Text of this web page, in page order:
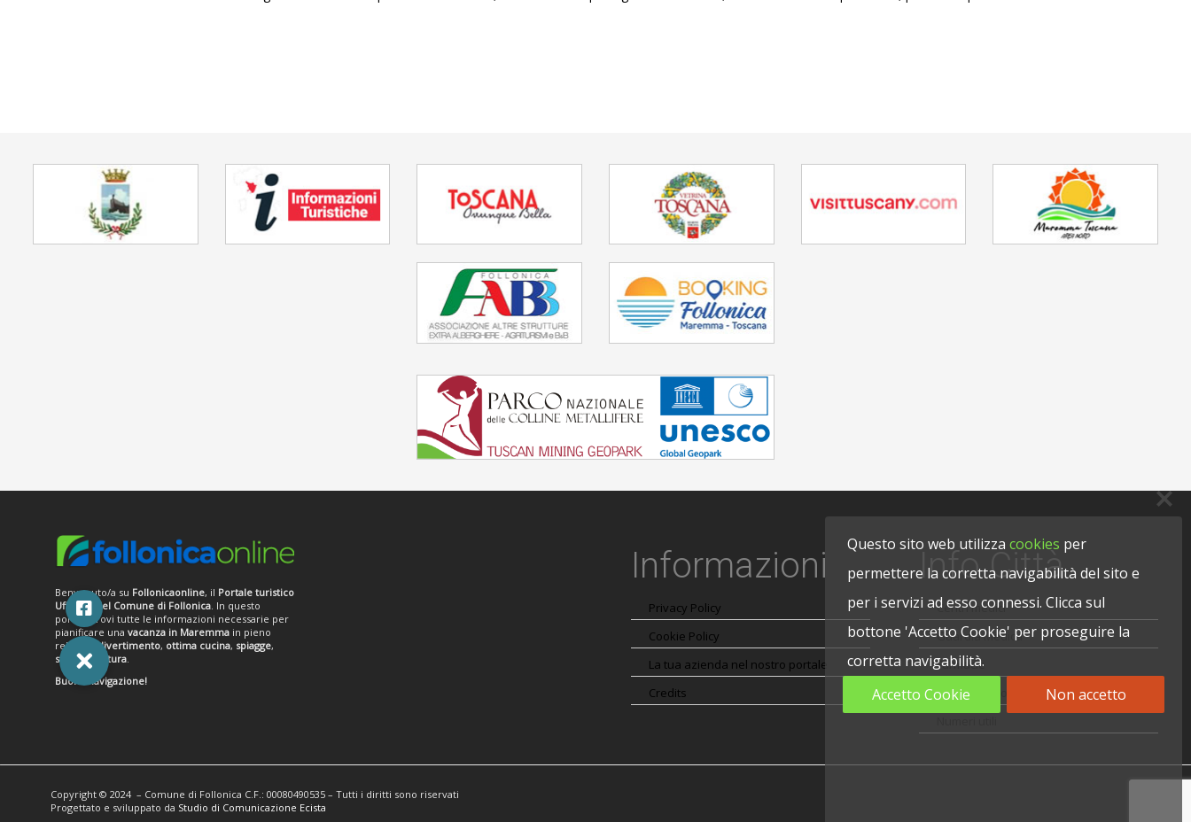
Benvenuto/a su Follonicaonline, il Portale turistico
Ufficiale del Comune di Follonica. In questo
portale trovi tutte le informazioni necessarie per
pianificare una vacanza in Maremma in pieno
relax tra divertimento, ottima cucina, spiagge,
storia e cultura.
Buona navigazione!
Informazioni
Privacy Policy
Cookie Policy
La tua azienda nel nostro portale
Credits
Info Città
Centri medici
Guardia Medica
Farmacie
Pronto Soccorso Veterinario
Copyright © 2024 – Comune di Follonica C.F.: 00080490535 – Tutti i diritti sono riservati
Progettato e sviluppato da Studio di Comunicazione Ecista
Questo sito web utilizza cookies per
permettere la corretta navigabilità del sito e
per i servizi ad esso connessi. Clicca sul
bottone 'Accetto Cookie' per proseguire la
corretta navigabilità.
Accetto Cookie
Non accetto